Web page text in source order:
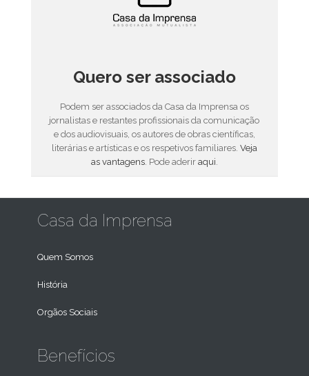
Quero ser associado
Podem ser associados da Casa da Imprensa os
jornalistas e restantes profissionais da comunicação
e dos audiovisuais, os autores de obras científicas,
literárias e artísticas e os respetivos familiares. Veja
as vantagens. Pode aderir aqui.
Casa da Imprensa
Quem Somos
História
Orgãos Sociais
Benefícios